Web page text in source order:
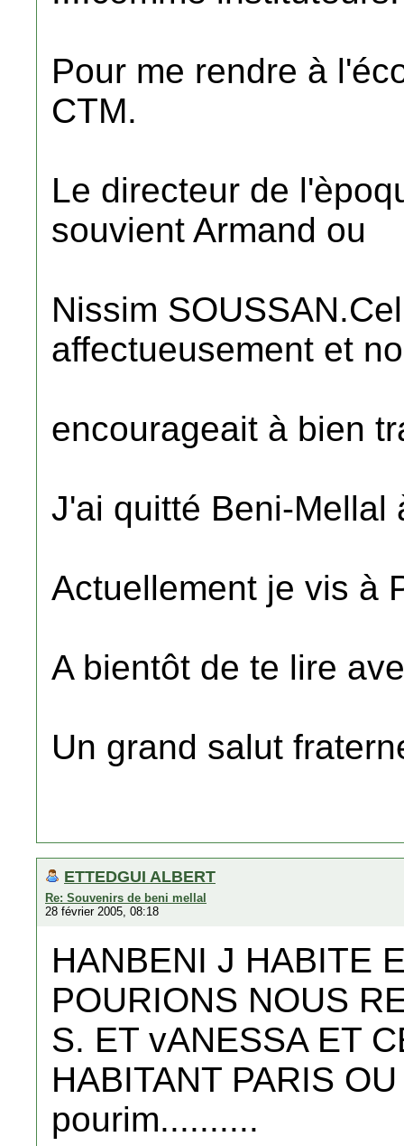
Pour me rendre à
CTM.
Le directeur de
souvient Armand ou
Nissim
affectueusement et
encourageait à bien
J'ai quitté Beni-Mellal
Actuellement je vis à
A bientôt de te lire
Un grand salut
ETTEDGUI ALBERT
Re: Souvenirs de beni mellal
28 février 2005, 08:18
HANBENI J HABITE
POURIONS NOUS
S. ET vANESSA ET
HABITANT PARIS
pourim..........